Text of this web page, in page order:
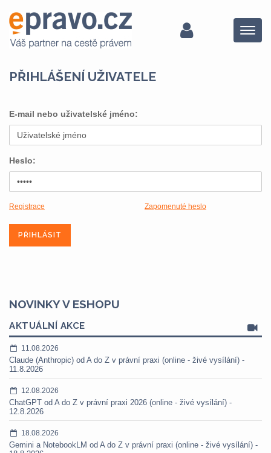
Menu
PŘIHLÁŠENÍ UŽIVATELE
E-mail nebo uživatelské jméno:
Heslo:
Registrace Zapomenuté heslo
NOVINKY V ESHOPU
AKTUÁLNÍ AKCE
11.08.2026
Claude (Anthropic) od A do Z v právní praxi (online - živé vysílání) -
11.8.2026
12.08.2026
ChatGPT od A do Z v právní praxi 2026 (online - živé vysílání) -
12.8.2026
18.08.2026
Gemini a NotebookLM od A do Z v právní praxi (online - živé vysílání) -